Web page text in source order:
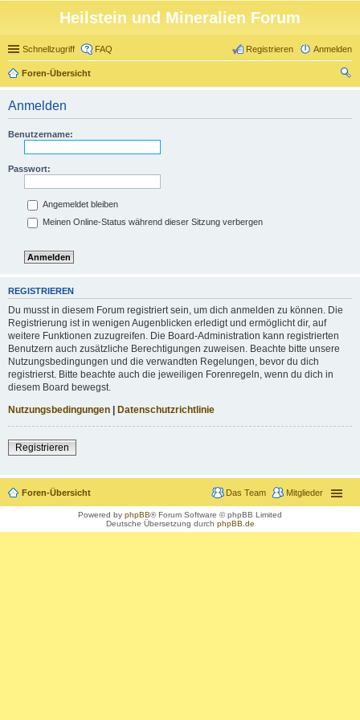
Heilstein und Mineralien Forum
Schnellzugriff FAQ Anmelden
Registrieren
Foren-Übersicht
Anmelden
Benutzername:
Passwort:
Angemeldet bleiben
Meinen Online-Status während dieser Sitzung verbergen
REGISTRIEREN
Du musst in diesem Forum registriert sein, um dich anmelden zu können. Die
Registrierung ist in wenigen Augenblicken erledigt und ermöglicht dir, auf
weitere Funktionen zuzugreifen. Die Board-Administration kann registrierten
Benutzern auch zusätzliche Berechtigungen zuweisen. Beachte bitte unsere
Nutzungsbedingungen und die verwandten Regelungen, bevor du dich
registrierst. Bitte beachte auch die jeweiligen Forenregeln, wenn du dich in
diesem Board bewegst.
Nutzungsbedingungen | Datenschutzrichtlinie
Registrieren
Foren-Übersicht Mitglieder
Das Team
Powered by phpBB® Forum Software © phpBB Limited
Deutsche Übersetzung durch phpBB.de